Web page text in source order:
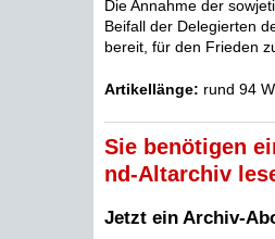
Die Annahme der
Beifall der Delegierten
bereit, für den Frieden
Artikellänge: rund 94
Sie benötigen
nd-Altarchiv
Jetzt ein Archiv-